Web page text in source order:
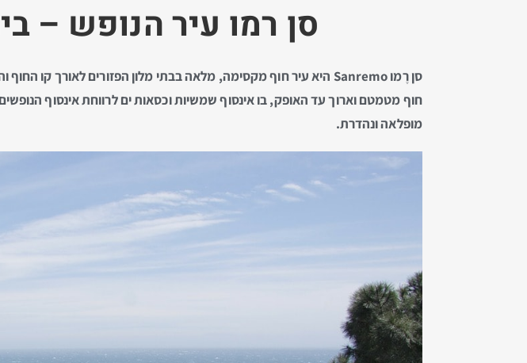
סן רמו עיר הנופש –
חוף מטמטם וארוך עד האופק, בו אינסוף שמשיות וכסאות ים לרווחת אינסוף
מופלאה ונהדרת.